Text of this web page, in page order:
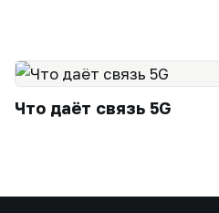
Что даёт связь 5G